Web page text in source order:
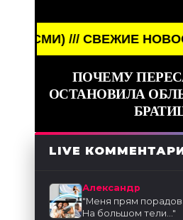
НОВОСТИ /// BREAKING
ПОЧЕМУ
ОСТАНОВИЛА
LIVE
Александр
"Меня прям
На большом тели..."